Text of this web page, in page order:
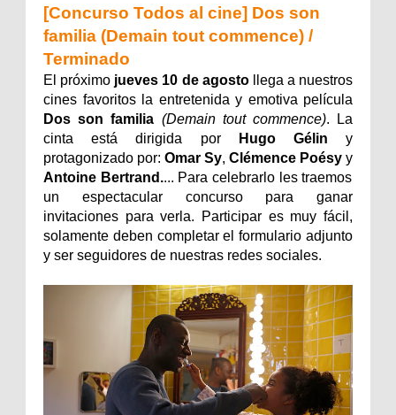
[Concurso Todos al cine] Dos son
familia (Demain tout commence) /
Terminado
El próximo jueves 10 de agosto
llega a nuestros
cines favoritos la entretenida y emotiva película
Dos son familia (Demain tout commence).
La
cinta está dirigida por
Hugo Gélin y
protagonizado por: Omar Sy, Clémence Poésy y
Antoine Bertrand.... Para celebrarlo les traemos
un espectacular concurso para ganar
invitaciones para verla. Participar es muy fácil,
solamente deben completar el formulario adjunto
y ser seguidores de nuestras redes sociales.